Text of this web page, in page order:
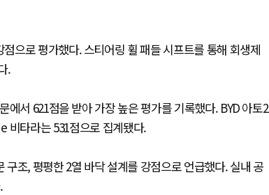
으로 평가했다. 스티어링 휠 패들 시프트를 통해 회생제
.
에서 621점을 받아 가장 높은 평가를 기록했다. BYD 아토2
비타라는 531점으로 집계됐다.
조, 평평한 2열 바닥 설계를 강점으로 언급했다. 실내 공